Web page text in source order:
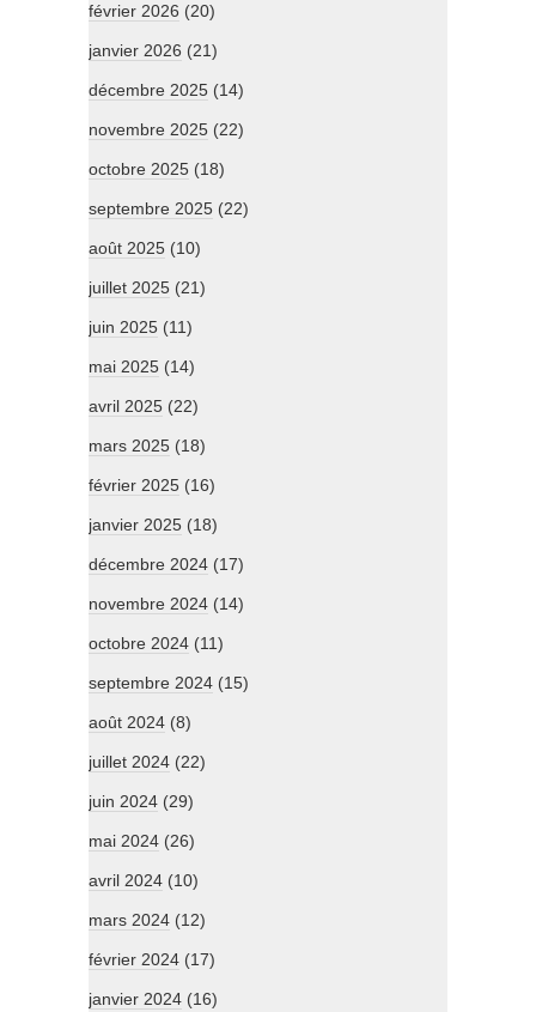
février 2026 (20)
janvier 2026 (21)
décembre 2025 (14)
novembre 2025 (22)
octobre 2025 (18)
septembre 2025 (22)
août 2025 (10)
juillet 2025 (21)
juin 2025 (11)
mai 2025 (14)
avril 2025 (22)
mars 2025 (18)
février 2025 (16)
janvier 2025 (18)
décembre 2024 (17)
novembre 2024 (14)
octobre 2024 (11)
septembre 2024 (15)
août 2024 (8)
juillet 2024 (22)
juin 2024 (29)
mai 2024 (26)
avril 2024 (10)
mars 2024 (12)
février 2024 (17)
janvier 2024 (16)